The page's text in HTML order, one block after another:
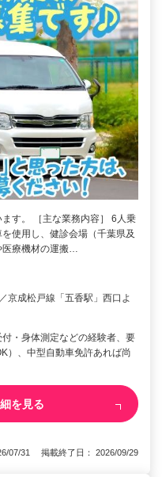
す。 ［主な業務内容］ 6人乗
使用し、健診会場（千葉県及
医療機材の運搬…
京成松戸線「五香駅」西口よ
・身体測定などの経験者、要
）、中型自動車免許あれば尚
を見る
07/31 掲載終了日： 2026/09/29